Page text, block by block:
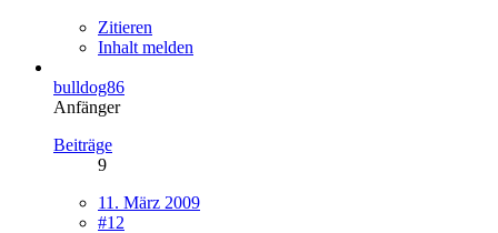
Zitieren
Inhalt melden
bulldog86
Anfänger
Beiträge
9
11. März 2009
#12